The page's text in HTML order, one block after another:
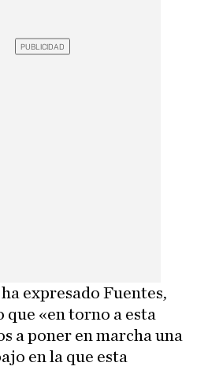
expresado Fuentes,
que «en torno a esta
a poner en marcha una
en la que esta